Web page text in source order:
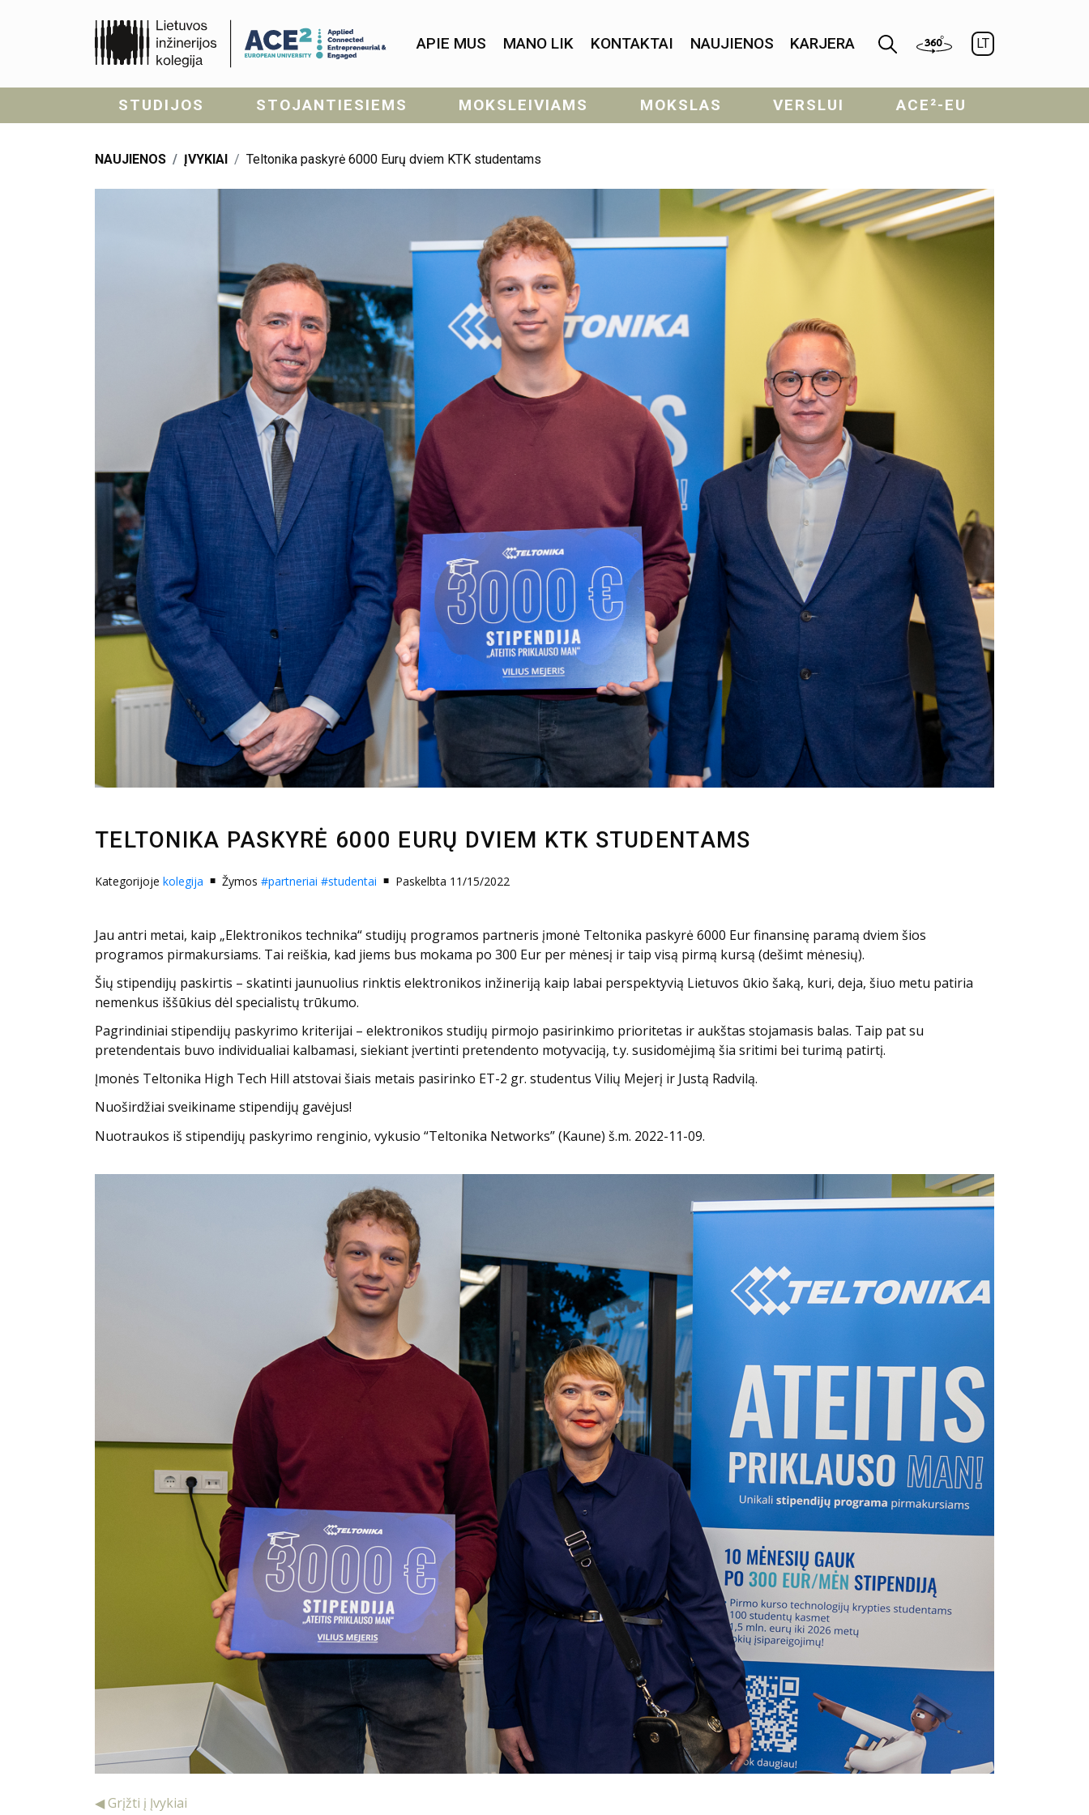
APIE MUS MANO LIK KONTAKTAI NAUJIENOS KARJERA LT
STUDIJOS STOJANTIESIEMS MOKSLEIVIAMS MOKSLAS VERSLUI ACE²-EU
NAUJIENOS ĮVYKIAI Teltonika paskyrė 6000 Eurų dviem KTK studentams
TELTONIKA PASKYRĖ 6000 EURŲ DVIEM KTK STUDENTAMS
Kategorijoje kolegija Žymos #partneriai #studentai Paskelbta 11/15/2022
Jau antri metai, kaip „Elektronikos technika“ studijų programos partneris įmonė Teltonika paskyrė 6000 Eur finansinę paramą dviem šios
programos pirmakursiams. Tai reiškia, kad jiems bus mokama po 300 Eur per mėnesį ir taip visą pirmą kursą (dešimt mėnesių).
Šių stipendijų paskirtis – skatinti jaunuolius rinktis elektronikos inžineriją kaip labai perspektyvią Lietuvos ūkio šaką, kuri, deja, šiuo metu patiria
nemenkus iššūkius dėl specialistų trūkumo.
Pagrindiniai stipendijų paskyrimo kriterijai – elektronikos studijų pirmojo pasirinkimo prioritetas ir aukštas stojamasis balas. Taip pat su
pretendentais buvo individualiai kalbamasi, siekiant įvertinti pretendento motyvaciją, t.y. susidomėjimą šia sritimi bei turimą patirtį.
Įmonės Teltonika High Tech Hill atstovai šiais metais pasirinko ET-2 gr. studentus Vilių Mejerį ir Justą Radvilą.
Nuoširdžiai sveikiname stipendijų gavėjus!
Nuotraukos iš stipendijų paskyrimo renginio, vykusio “Teltonika Networks” (Kaune) š.m. 2022-11-09.
◀ Grįžti į Įvykiai